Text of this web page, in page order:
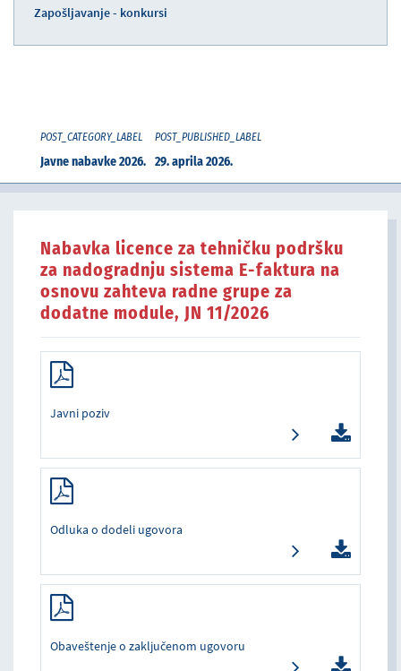
Zapošljavanje - konkursi
POST_CATEGORY_LABEL
Javne nabavke 2026.
POST_PUBLISHED_LABEL
29. aprila 2026.
Nabavka licence za tehničku podršku
za nadogradnju sistema E-faktura na
osnovu zahteva radne grupe za
dodatne module, JN 11/2026
Javni poziv
Odluka o dodeli ugovora
Obaveštenje o zaključenom ugovoru